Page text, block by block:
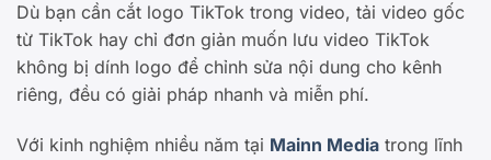
Dù bạn cần cắt logo TikTok trong video, tải video gốc
từ TikTok hay chỉ đơn giản muốn lưu video TikTok
không bị dính logo để chỉnh sửa nội dung cho kênh
riêng, đều có giải pháp nhanh và miễn phí.
Với kinh nghiệm nhiều năm tại Mainn Media trong lĩnh